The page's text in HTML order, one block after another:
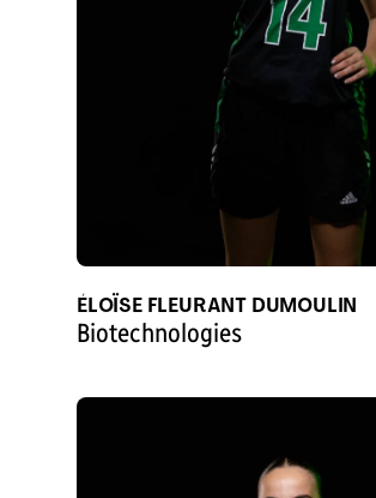
ÉLOÏSE FLEURANT DUMOULIN
Biotechnologies